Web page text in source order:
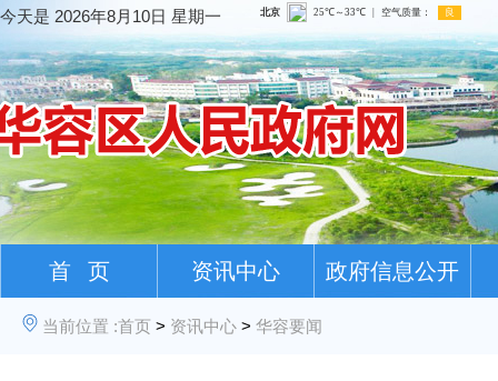
今天是 2026年8月10日 星期一
首 页 资讯中心 政府信息公开
当前位置 :首页 > 资讯中心 > 华容要闻